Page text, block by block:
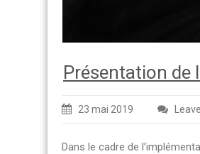
Présentation de
23 mai 2019
Dans le cadre de